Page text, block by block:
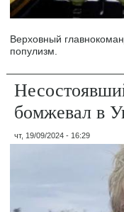
Верховный
популизм.
бомжевал в
чт, 19/09/2024 - 16:29